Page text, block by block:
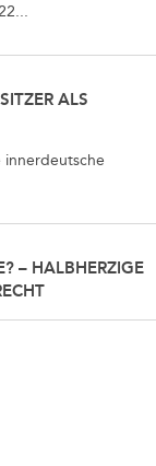
ALS
– HALBHERZIGE